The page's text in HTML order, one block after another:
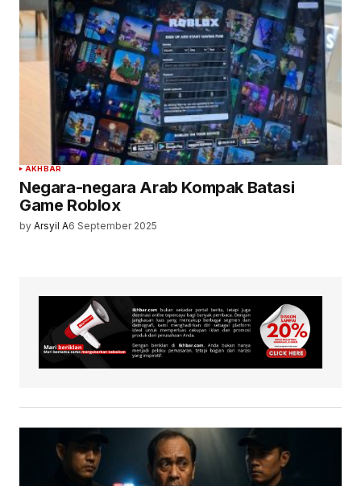
AKHBAR
Negara-negara Arab Kompak Batasi
Game Roblox
by Arsyil A6 September 2025